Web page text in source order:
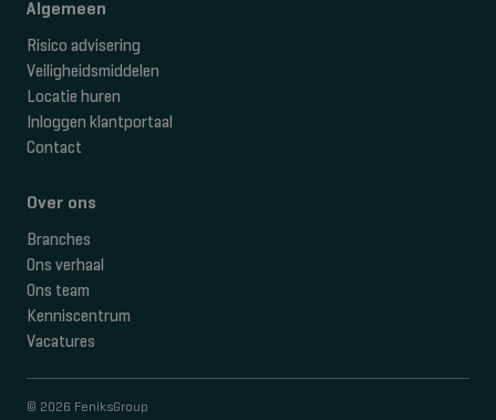
Algemeen
Risico advisering
Veiligheidsmiddelen
Locatie huren
Inloggen klantportaal
Contact
Over ons
Branches
Ons verhaal
Ons team
Kenniscentrum
Vacatures
© 2026 FeniksGroup